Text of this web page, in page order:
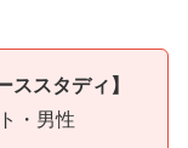
スタディ】
・男性